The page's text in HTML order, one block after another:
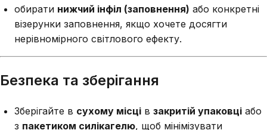
обирати нижчий інфіл (заповнення) або конкретні
візерунки заповнення, якщо хочете досягти
нерівномірного світлового ефекту.
Безпека та зберігання
Зберігайте в сухому місці в закритій упаковці або
з пакетиком силікагелю, щоб мінімізувати